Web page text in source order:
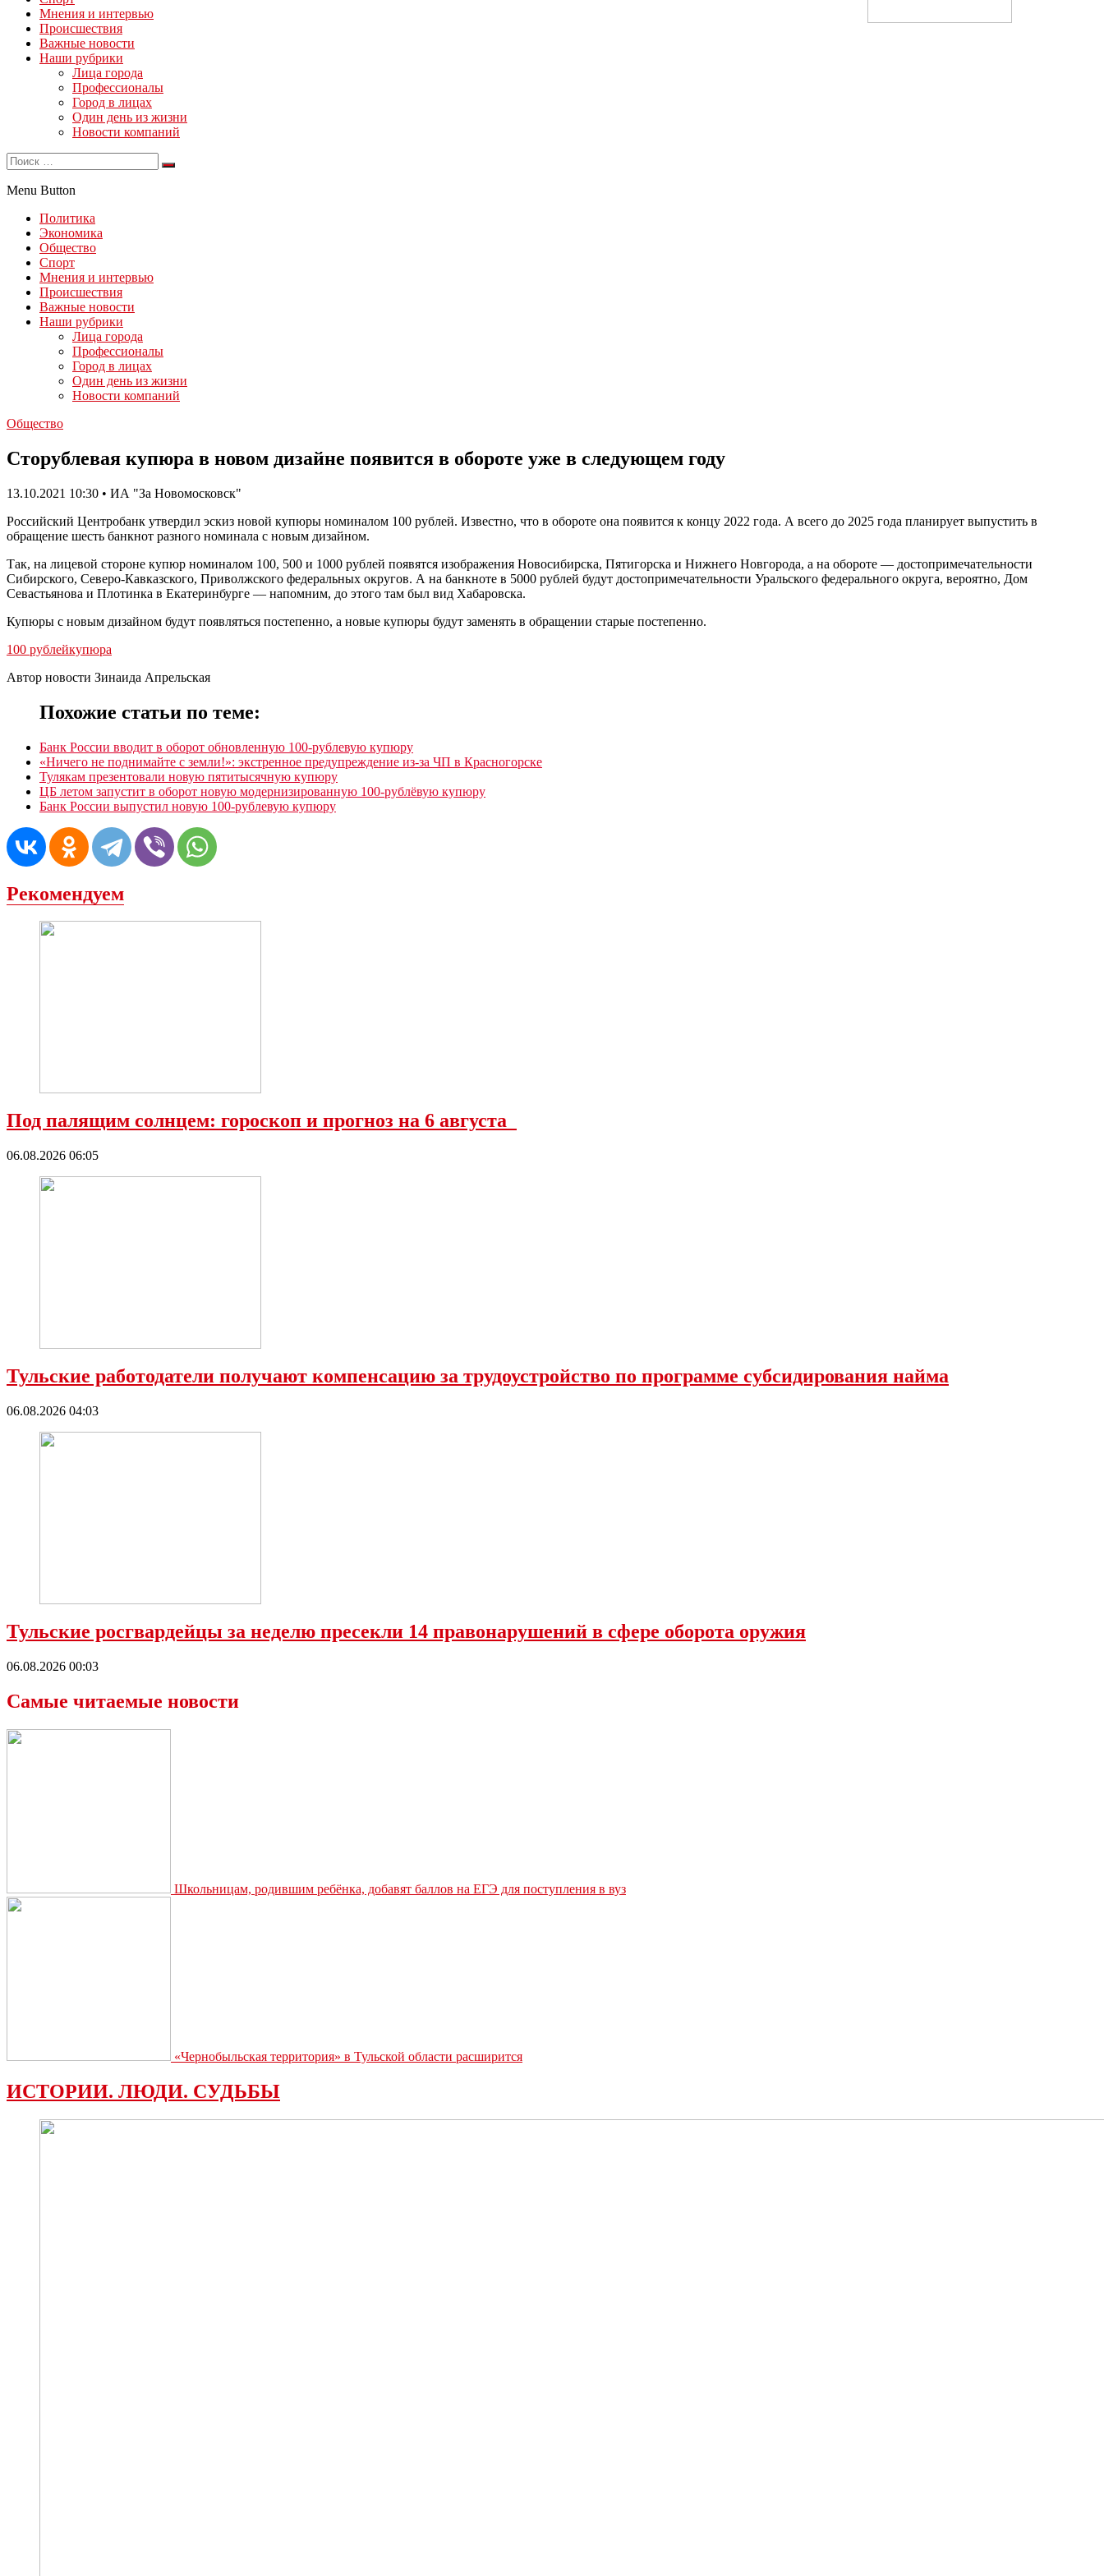
Мнения и интервью
Происшествия
Важные новости
Наши рубрики
Лица города
Профессионалы
Город в лицах
Один день из жизни
Новости компаний
Menu Button
Политика
Экономика
Общество
Спорт
Мнения и интервью
Происшествия
Важные новости
Наши рубрики
Лица города
Профессионалы
Город в лицах
Один день из жизни
Новости компаний
Общество
Сторублевая купюра в новом дизайне появится в обороте уже в следующем году
13.10.2021 10:30 • ИА "За Новомосковск"
Российский Центробанк утвердил эскиз новой купюры номиналом 100 рублей. Известно, что в обороте она появится к концу 2022 года. А всего до 2025 года планирует выпустить в
обращение шесть банкнот разного номинала с новым дизайном.
Так, на лицевой стороне купюр номиналом 100, 500 и 1000 рублей появятся изображения Новосибирска, Пятигорска и Нижнего Новгорода, а на обороте — достопримечательности
Сибирского, Северо-Кавказского, Приволжского федеральных округов. А на банкноте в 5000 рублей будут достопримечательности Уральского федерального округа, вероятно, Дом
Севастьянова и Плотинка в Екатеринбурге — напомним, до этого там был вид Хабаровска.
Купюры с новым дизайном будут появляться постепенно, а новые купюры будут заменять в обращении старые постепенно.
100 рублейкупюра
Автор новости Зинаида Апрельская
Похожие статьи по теме:
Банк России вводит в оборот обновленную 100-рублевую купюру
«Ничего не поднимайте с земли!»: экстренное предупреждение из-за ЧП в Красногорске
Тулякам презентовали новую пятитысячную купюру
ЦБ летом запустит в оборот новую модернизированную 100-рублëвую купюру
Банк России выпустил новую 100-рублевую купюру
Рекомендуем
Под палящим солнцем: гороскоп и прогноз на 6 августа
06.08.2026 06:05
Тульские работодатели получают компенсацию за трудоустройство по программе субсидирования найма
06.08.2026 04:03
Тульские росгвардейцы за неделю пресекли 14 правонарушений в сфере оборота оружия
06.08.2026 00:03
Самые читаемые новости
Школьницам, родившим ребёнка, добавят баллов на ЕГЭ для поступления в вуз
«Чернобыльская территория» в Тульской области расширится
ИСТОРИИ. ЛЮДИ. СУДЬБЫ